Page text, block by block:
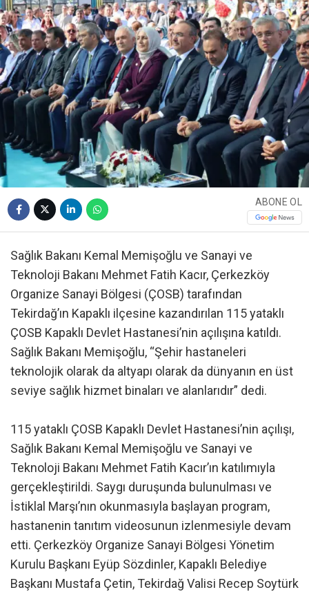
ABONE OL
Sağlık Bakanı Kemal Memişoğlu ve Sanayi ve
Teknoloji Bakanı Mehmet Fatih Kacır, Çerkezköy
Organize Sanayi Bölgesi (ÇOSB) tarafından
Tekirdağ’ın Kapaklı ilçesine kazandırılan 115 yataklı
ÇOSB Kapaklı Devlet Hastanesi’nin açılışına katıldı.
Sağlık Bakanı Memişoğlu, “Şehir hastaneleri
teknolojik olarak da altyapı olarak da dünyanın en üst
seviye sağlık hizmet binaları ve alanlarıdır” dedi.
115 yataklı ÇOSB Kapaklı Devlet Hastanesi’nin açılışı,
Sağlık Bakanı Kemal Memişoğlu ve Sanayi ve
Teknoloji Bakanı Mehmet Fatih Kacır’ın katılımıyla
gerçekleştirildi. Saygı duruşunda bulunulması ve
İstiklal Marşı’nın okunmasıyla başlayan program,
hastanenin tanıtım videosunun izlenmesiyle devam
etti. Çerkezköy Organize Sanayi Bölgesi Yönetim
Kurulu Başkanı Eyüp Sözdinler, Kapaklı Belediye
Başkanı Mustafa Çetin, Tekirdağ Valisi Recep Soytürk